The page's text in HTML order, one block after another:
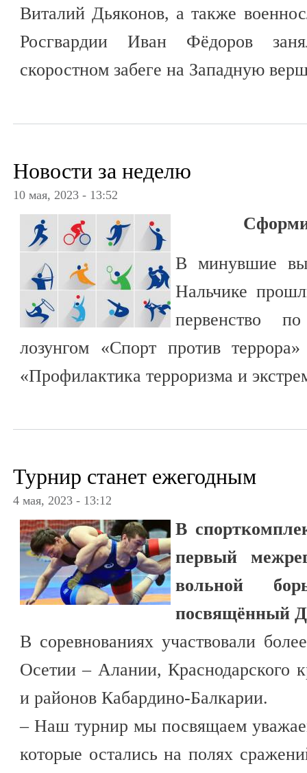
Виталий Дьяконов, а также
Росгвардии Иван Фёдоров
скоростном забеге на Западную
Новости за неделю
10 мая, 2023 - 13:52
В минувшие
Нальчике
первенство
лозунгом «Спорт против
«Профилактика терроризма и
Турнир станет ежегодным
4 мая, 2023 - 13:12
В
первый
вольной
посвящённый
В соревнованиях участвовали
Осетии – Алании, Краснодарского
и районов Кабардино-Балкарии.
– Наш турнир мы посвящаем
которые остались на полях